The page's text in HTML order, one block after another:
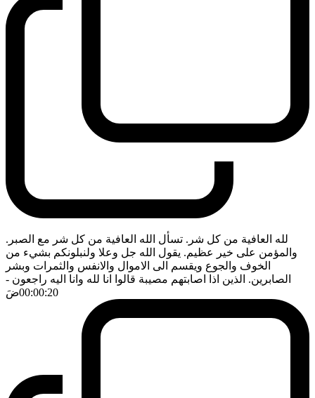
لله العافية من كل شر. تسأل الله العافية من كل شر مع الصبر.
والمؤمن على خير عظيم. يقول الله جل وعلا ولنبلونكم بشيء من
الخوف والجوع ويقسم الى الاموال والانفس والثمرات وبشر
الصابرين. الذين اذا اصابتهم مصيبة قالوا انا لله وانا اليه راجعون -
00:00:20ضَ